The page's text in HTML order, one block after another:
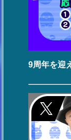
9周年を迎